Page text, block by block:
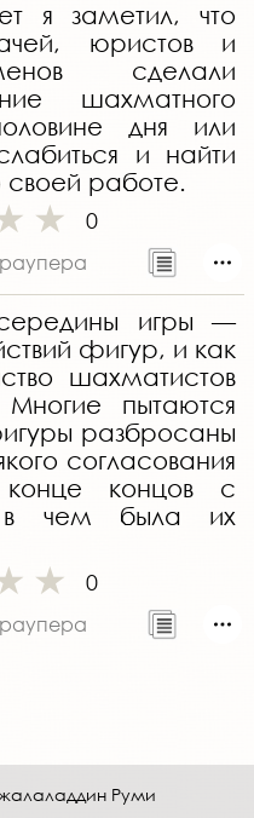
я заметил, что
юристов и
сделали
шахматного
дня или
и найти
своей работе.
0
игры —
фигур, и как
шахматистов
Многие пытаются
разбросаны
согласования
концов с
в чем была их
0
Руми